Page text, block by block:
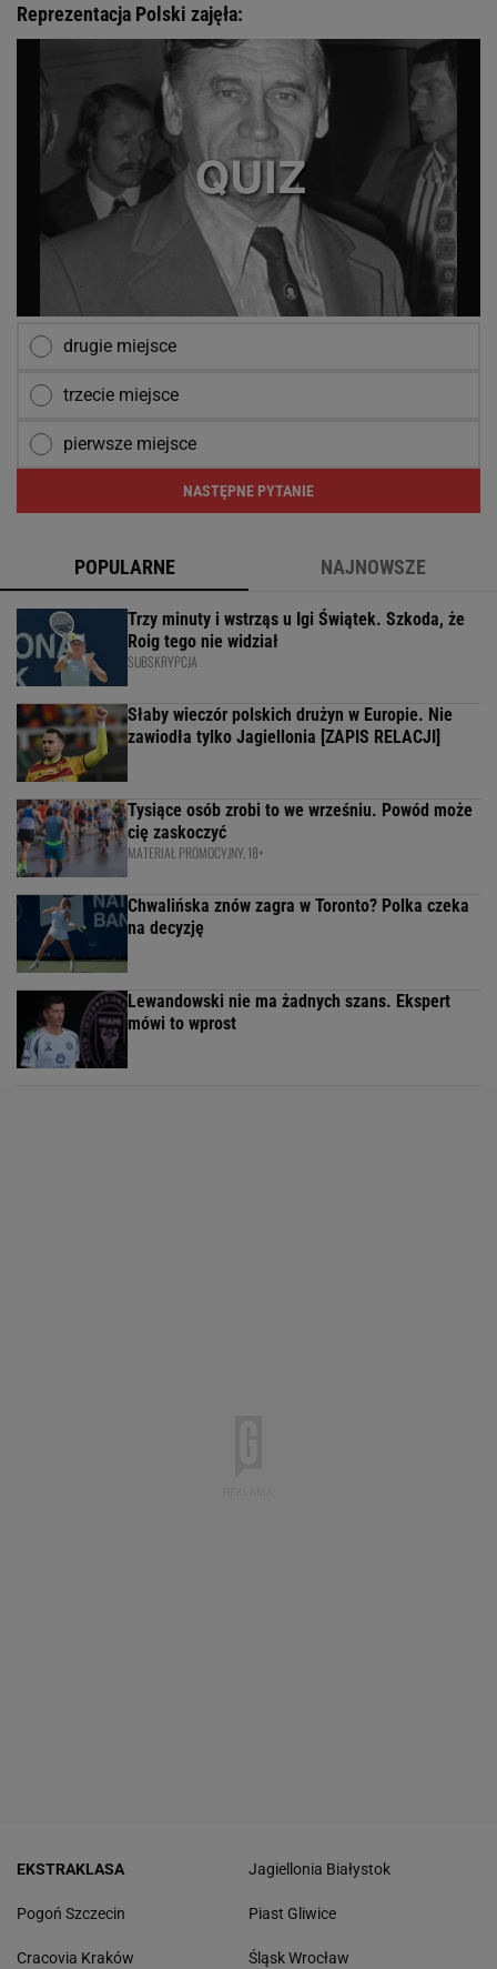
Reprezentacja Polski zajęła:
drugie miejsce
trzecie miejsce
pierwsze miejsce
NASTĘPNE PYTANIE
POPULARNE NAJNOWSZE
Trzy minuty i wstrząs u Igi Świątek. Szkoda, że
Roig tego nie widział
SUBSKRYPCJA
Słaby wieczór polskich drużyn w Europie. Nie
zawiodła tylko Jagiellonia [ZAPIS RELACJI]
Tysiące osób zrobi to we wrześniu. Powód może
cię zaskoczyć
MATERIAŁ PROMOCYJNY, 18+
Chwalińska znów zagra w Toronto? Polka czeka
na decyzję
Lewandowski nie ma żadnych szans. Ekspert
mówi to wprost
EKSTRAKLASA
Pogoń Szczecin
Cracovia Kraków
Jagiellonia Białystok
Piast Gliwice
Śląsk Wrocław